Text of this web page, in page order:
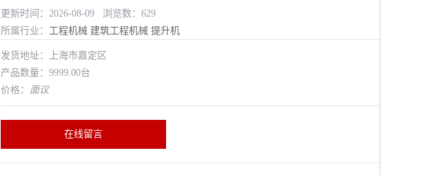
更新时间：2026-08-09 浏览数：629
所属行业： 工程机械 建筑工程机械 提升机
发货地址：上海市嘉定区
产品数量：9999.00台
价格： 面议
在线留言